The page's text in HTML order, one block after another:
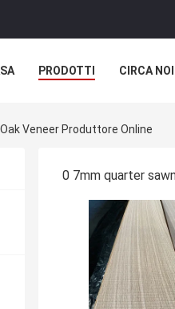
PRODOTTI CIRCA NOI
Veneer Produttore Online
0 7mm quarter